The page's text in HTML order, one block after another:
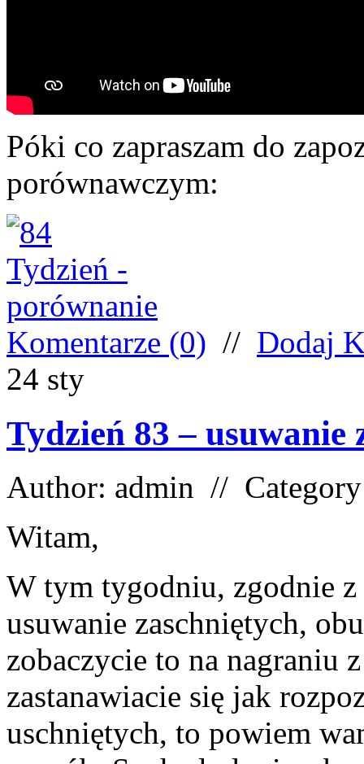
Póki co zapraszam do
porównawczym:
Komentarze (0) // Dodaj
24 sty
Tydzień 83 – usuwanie
Author: admin //
Witam,
W tym tygodniu, zgodnie z
usuwanie zaschniętych,
zobaczycie to na nagraniu
zastanawiacie się jak
uschniętych, to powiem